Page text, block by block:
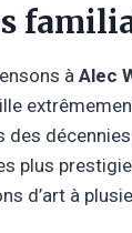
à Alec
des
plus
d’art à